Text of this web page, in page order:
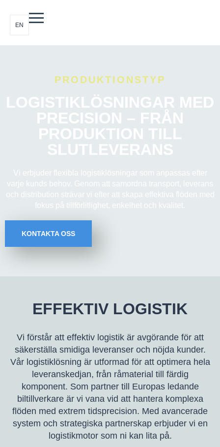
EN
PRODUKTIONSTYP
LOGISTIKLÖSNINGAR MED
PRECISION – FRÅN
PRODUKTION TILL
SLUTLEVERANS
Vi erbjuder flexibla logistiklösningar som anpassas efter
varje kunds behov. Genom att samordna transport, leverans
och distribution strävar vi efter att skapa effektiva flöden med
fokus på tillförlitlighet, enkelhet och kvalitet.
KONTAKTA OSS
EFFEKTIV LOGISTIK
Vi förstår att effektiv logistik är avgörande för att
säkerställa smidiga leveranser och nöjda kunder.
Vår logistiklösning är utformad för att optimera hela
leveranskedjan, från råmaterial till färdig
komponent. Som partner till Europas ledande
biltillverkare är vi vana vid att hantera komplexa
flöden med extrem tidsprecision. Med avancerade
system och strategiska partnerskap erbjuder vi en
logistikmotor som ni kan lita på.